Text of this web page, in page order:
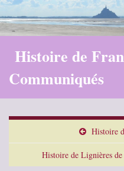
Histoire de
Communiqués
Histoire
Histoire de Lignières